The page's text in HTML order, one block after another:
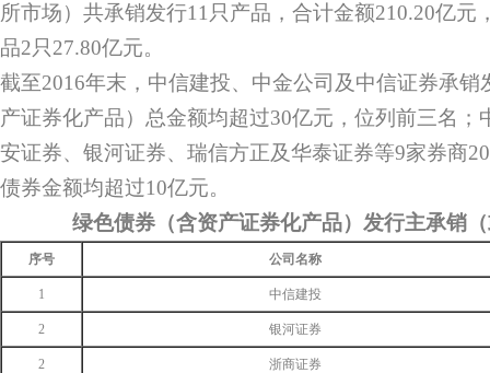
所市场）共承销发行11只产品，合计金额210.20亿元
品2只27.80亿元。
截至2016年末，中信建投、中金公司及中信证券承
产证券化产品）总金额均超过30亿元，位列前三名；
安证券、银河证券、瑞信方正及华泰证券等9家券商
债券金额均超过10亿元。
绿色债券（含资产证券化产品）发行主承销
序号 公司名称
1 中信建投
2 银河证券
2 浙商证券